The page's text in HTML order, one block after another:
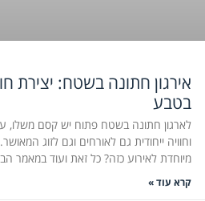
אירגון חתונה בשטח: יצירת
בטבע
לארגון חתונה בשטח פתוח יש קסם משלו,
וחוויה ייחודית גם לאורחים וגם לזוג
מיוחדת לאירוע כזה? כל זאת ועוד במאמר
קרא עוד »